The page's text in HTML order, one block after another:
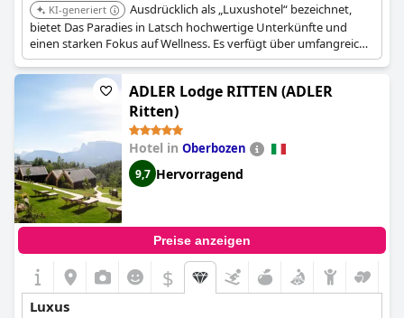
KI-generiert
Ausdrücklich als „Luxushotel“ bezeichnet,
bietet Das Paradies in Latsch hochwertige Unterkünfte und
einen starken Fokus auf Wellness. Es verfügt über umfangreiche
Spa-Einrichtungen und Dienstleistungen für einen
entspannenden und opulenten Aufenthalt.
ADLER Lodge RITTEN (ADLER
Ritten)
Hotel in Oberbozen
9,7 Hervorragend
Preise anzeigen
$
Luxus